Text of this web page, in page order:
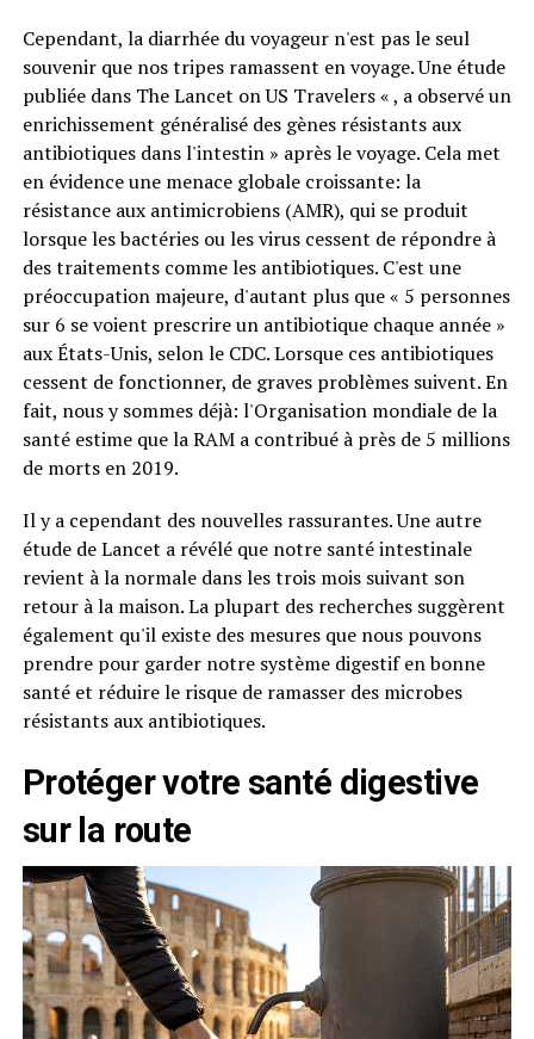
Cependant, la diarrhée du voyageur n'est pas le seul
souvenir que nos tripes ramassent en voyage. Une étude
publiée dans The Lancet on US Travelers « , a observé un
enrichissement généralisé des gènes résistants aux
antibiotiques dans l'intestin » après le voyage. Cela met
en évidence une menace globale croissante: la
résistance aux antimicrobiens (AMR), qui se produit
lorsque les bactéries ou les virus cessent de répondre à
des traitements comme les antibiotiques. C'est une
préoccupation majeure, d'autant plus que « 5 personnes
sur 6 se voient prescrire un antibiotique chaque année »
aux États-Unis, selon le CDC. Lorsque ces antibiotiques
cessent de fonctionner, de graves problèmes suivent. En
fait, nous y sommes déjà: l'Organisation mondiale de la
santé estime que la RAM a contribué à près de 5 millions
de morts en 2019.
Il y a cependant des nouvelles rassurantes. Une autre
étude de Lancet a révélé que notre santé intestinale
revient à la normale dans les trois mois suivant son
retour à la maison. La plupart des recherches suggèrent
également qu'il existe des mesures que nous pouvons
prendre pour garder notre système digestif en bonne
santé et réduire le risque de ramasser des microbes
résistants aux antibiotiques.
Protéger votre santé digestive
sur la route